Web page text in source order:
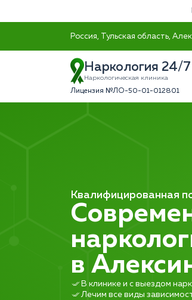
Россия, Тульская область,
Наркология 24/7
Наркологическая клиника
Лицензия №ЛО-50-01-012801
Квалифицированная
в
В клинике и с выездом
Лечим все виды